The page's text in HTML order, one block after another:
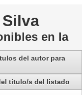
en la
del autor para
título/s del listado